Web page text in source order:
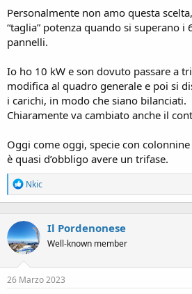
Personalmente non amo questa
“taglia” potenza quando si superano i
pannelli.
Io ho 10 kW e son dovuto passare a
modifica al quadro generale e poi si
i carichi, in modo che siano bilanciati.
Chiaramente va cambiato anche il
Oggi come oggi, specie con
è quasi d’obbligo avere un trifase.
R
e
a
i
o
n
:
Nkic
Il Pordenonese
Well-known member
26 Marzo 2023